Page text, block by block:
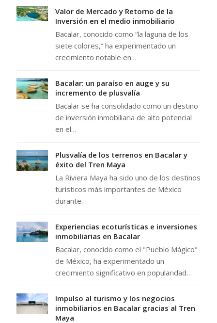
Valor de Mercado y Retorno de la
Inversión en el medio inmobiliario
Bacalar, conocido como “la laguna de los
siete colores,” ha experimentado un
crecimiento notable en…
Bacalar: un paraíso en auge y su
incremento de plusvalía
Bacalar se ha consolidado como un destino
de inversión inmobiliaria de alto potencial
en el…
Plusvalía de los terrenos en Bacalar y
éxito del Tren Maya
La Riviera Maya ha sido uno de los destinos
turísticos más importantes de México
durante…
Experiencias ecoturísticas e inversiones
inmobiliarias en Bacalar
Bacalar, conocido como el "Pueblo Mágico"
de México, ha experimentado un
crecimiento significativo en popularidad…
Impulso al turismo y los negocios
inmobiliarios en Bacalar gracias al Tren
Maya